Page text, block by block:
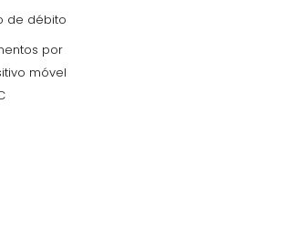
de débito
por
móvel